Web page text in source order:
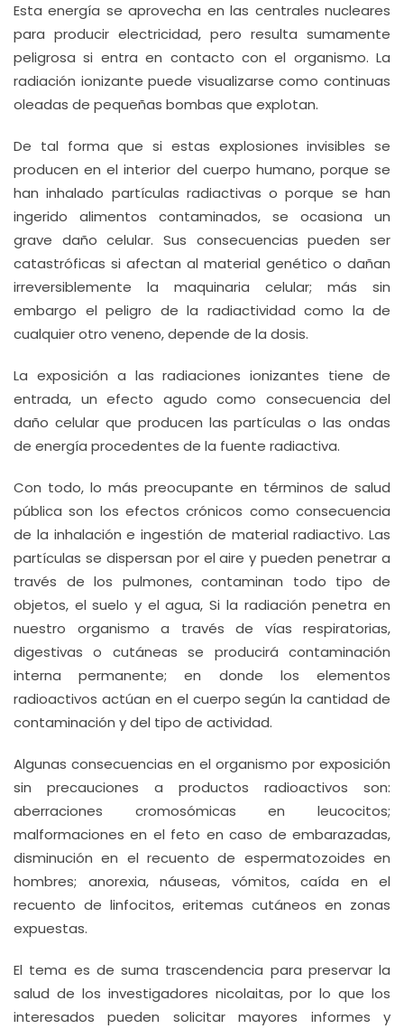
Esta energía se aprovecha en las centrales nucleares
para producir electricidad, pero resulta sumamente
peligrosa si entra en contacto con el organismo. La
radiación ionizante puede visualizarse como continuas
oleadas de pequeñas bombas que explotan.
De tal forma que si estas explosiones invisibles se
producen en el interior del cuerpo humano, porque se
han inhalado partículas radiactivas o porque se han
ingerido alimentos contaminados, se ocasiona un
grave daño celular. Sus consecuencias pueden ser
catastróficas si afectan al material genético o dañan
irreversiblemente la maquinaria celular; más sin
embargo el peligro de la radiactividad como la de
cualquier otro veneno, depende de la dosis.
La exposición a las radiaciones ionizantes tiene de
entrada, un efecto agudo como consecuencia del
daño celular que producen las partículas o las ondas
de energía procedentes de la fuente radiactiva.
Con todo, lo más preocupante en términos de salud
pública son los efectos crónicos como consecuencia
de la inhalación e ingestión de material radiactivo. Las
partículas se dispersan por el aire y pueden penetrar a
través de los pulmones, contaminan todo tipo de
objetos, el suelo y el agua, Si la radiación penetra en
nuestro organismo a través de vías respiratorias,
digestivas o cutáneas se producirá contaminación
interna permanente; en donde los elementos
radioactivos actúan en el cuerpo según la cantidad de
contaminación y del tipo de actividad.
Algunas consecuencias en el organismo por exposición
sin precauciones a productos radioactivos son:
aberraciones cromosómicas en leucocitos;
malformaciones en el feto en caso de embarazadas,
disminución en el recuento de espermatozoides en
hombres; anorexia, náuseas, vómitos, caída en el
recuento de linfocitos, eritemas cutáneos en zonas
expuestas.
El tema es de suma trascendencia para preservar la
salud de los investigadores nicolaitas, por lo que los
interesados pueden solicitar mayores informes y